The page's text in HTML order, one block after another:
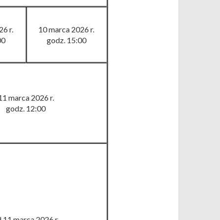
r.
10 marca 2026 r.
godz. 15:00
marca 2026 r.
godz. 12:00